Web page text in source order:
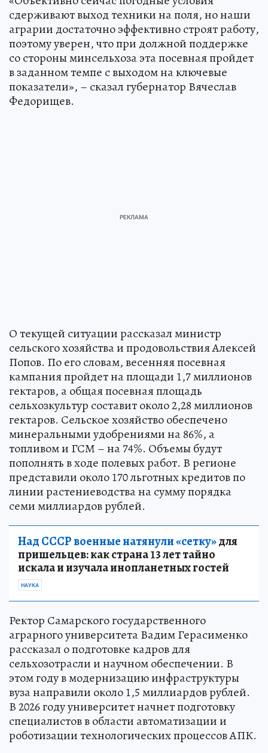
сдерживают выход техники на поля, но наши
аграрии достаточно эффективно строят работу,
поэтому уверен, что при должной поддержке
со стороны минсельхоза эта посевная пройдет
в заданном темпе с выходом на ключевые
показатели», – сказал губернатор Вячеслав
Федорищев.
О текущей ситуации рассказал министр
сельского хозяйства и продовольствия Алексей
Попов. По его словам, весенняя посевная
кампания пройдет на площади 1,7 миллионов
гектаров, а общая посевная площадь
сельхозкультур составит около 2,28 миллионов
гектаров. Сельское хозяйство обеспечено
минеральными удобрениями на 86%, а
топливом и ГСМ – на 74%. Объемы будут
пополнять в ходе полевых работ. В регионе
представили около 170 льготных кредитов по
линии растениеводства на сумму порядка
семи миллиардов рублей.
Над СССР военные натянули «сетку»для
пришельцев: как страна 13 лет тайно
искала и изучала инопланетных гостей
НАУКА
Ректор Самарского государственного
аграрного университета Вадим Герасименко
рассказал о подготовке кадров для
сельхозотрасли и научном обеспечении. В
этом году в модернизацию инфраструктуры
вуза направили около 1,5 миллиардов рублей.
В 2026 году университет начнет подготовку
специалистов в области автоматизации и
роботизации технологических процессов АПК.